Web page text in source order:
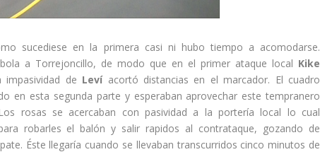
sucediese en la primera casi ni hubo tiempo a acomodarse.
a Torrejoncillo, de modo que en el primer ataque local Kike
de Leví acortó distancias en el marcador. El cuadro
en esta segunda parte y esperaban aprovechar este tempranero
rosas se acercaban con pasividad a la portería local lo cual
robarles el balón y salir rapidos al contrataque, gozando de
Éste llegaría cuando se llevaban transcurridos cinco minutos de